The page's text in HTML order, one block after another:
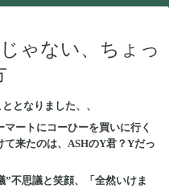
ゃない、ちょっ
となりました、、
ートにコーひーを買いに行く
来たのは、ASHのY君？Yだっ
不思議と笑顔、「全然いけま